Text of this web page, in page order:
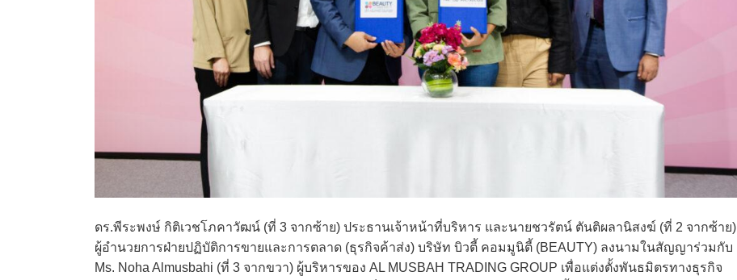
ดร.พีระพงษ์ กิติเวชโภคาวัฒน์ (ที่ 3 จากซ้าย) ประธานเจ้าหน้าที่บริหาร และนายชวรัตน์ ตันติผลานิสงฆ์ (ที่ 2 จากซ้าย)
ผู้อำนวยการฝ่ายปฏิบัติการขายและการตลาด (ธุรกิจค้าส่ง) บริษัท บิวตี้ คอมมูนิตี้ (BEAUTY) ลงนามในสัญญาร่วมกับ
Ms. Noha Almusbahi (ที่ 3 จากขวา) ผู้บริหารของ AL MUSBAH TRADING GROUP เพื่อแต่งตั้งพันธมิตรทางธุรกิจ